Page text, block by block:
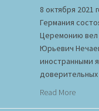
8 октября
Германия
Церемонию
Юрьевич
иностранными
Read More